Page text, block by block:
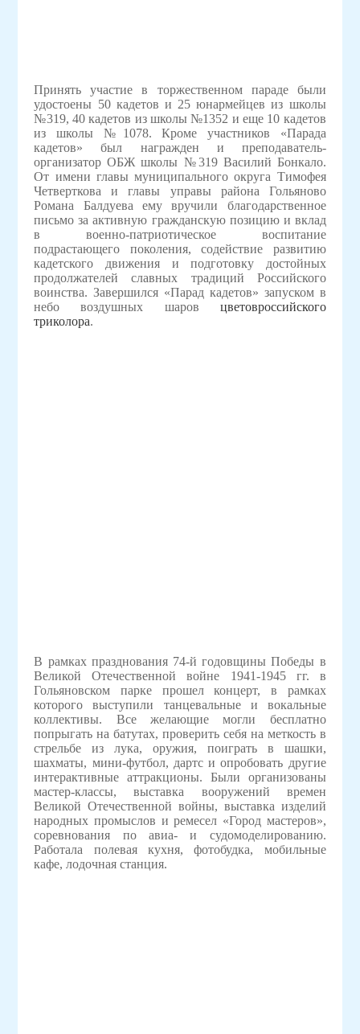
Принять участие в торжественном параде были
удостоены 50 кадетов и 25 юнармейцев из школы
№319, 40 кадетов из школы №1352 и еще 10 кадетов
из школы №1078. Кроме участников «Парада
кадетов» был награжден и преподаватель-
организатор ОБЖ школы №319 Василий Бонкало.
От имени главы муниципального округа Тимофея
Четверткова и главы управы района Гольяново
Романа Балдуева ему вручили благодарственное
письмо за активную гражданскую позицию и вклад
в военно-патриотическое воспитание
подрастающего поколения, содействие развитию
кадетского движения и подготовку достойных
продолжателей славных традиций Российского
воинства. Завершился «Парад кадетов» запуском в
небо воздушных шаров цветовроссийского
триколора.
В рамках празднования 74-й годовщины Победы в
Великой Отечественной войне 1941-1945 гг. в
Гольяновском парке прошел концерт, в рамках
которого выступили танцевальные и вокальные
коллективы. Все желающие могли бесплатно
попрыгать на батутах, проверить себя на меткость в
стрельбе из лука, оружия, поиграть в шашки,
шахматы, мини-футбол, дартс и опробовать другие
интерактивные аттракционы. Были организованы
мастер-классы, выставка вооружений времен
Великой Отечественной войны, выставка изделий
народных промыслов и ремесел «Город мастеров»,
соревнования по авиа- и судомоделированию.
Работала полевая кухня, фотобудка, мобильные
кафе, лодочная станция.